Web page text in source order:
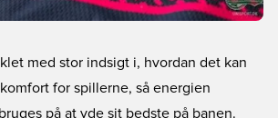
med stor indsigt i, hvordan det kan
for spillerne, så energien
på at yde sit bedste på banen.